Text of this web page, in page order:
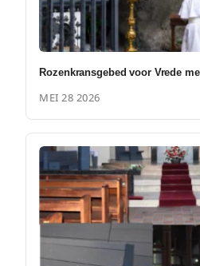
Rozenkransgebed voor Vrede
MEI 28 2026